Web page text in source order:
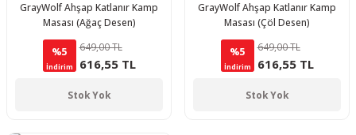
GrayWolf Ahşap Katlanır Kamp
Masası (Ağaç Desen)
%5
İndirim
649,00 TL
616,55 TL
Stok Yok
GrayWolf Ahşap Katlanır Kamp
Masası (Çöl Desen)
%5
İndirim
649,00 TL
616,55 TL
Stok Yok